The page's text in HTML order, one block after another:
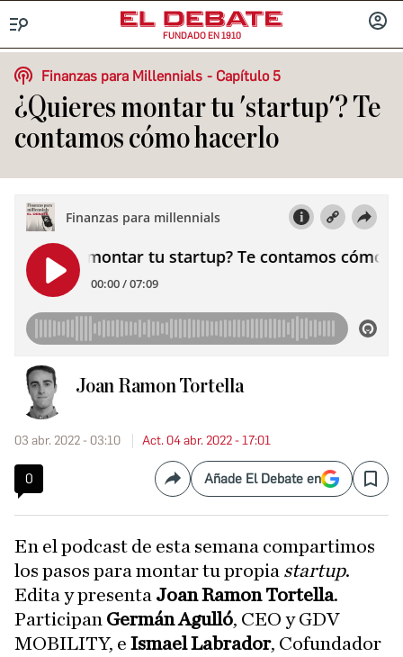
FUNDADO EN 1910
SESIÓN
Finanzas para Millennials
Capítulo 5
¿Quieres montar tu 'startup'? Te
contamos cómo hacerlo
Joan Ramon Tortella
03 abr. 2022 - 03:10 Act. 04 abr. 2022 - 17:01
0 CompartirAñade El Debate en Save
En el podcast de esta semana compartimos
los pasos para montar tu propia startup.
Edita y presenta Joan Ramon Tortella.
Participan Germán Agulló, CEO y GDV
MOBILITY, e Ismael Labrador, Cofundador